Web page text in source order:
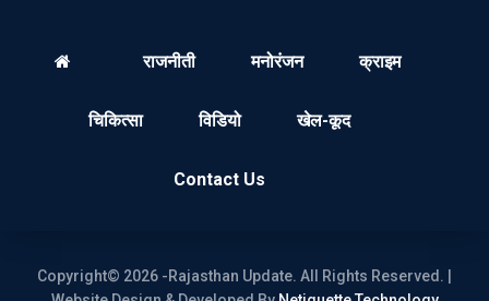
राजनीती मनोरंजन क्राइम
चिकित्सा विडियो खेल-कूद
Contact Us
Copyright© 2026 -Rajasthan Update. All Rights Reserved. |